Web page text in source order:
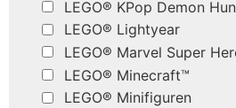
LEGO® KPop Demon
LEGO® Lightyear
LEGO® Marvel Super
LEGO® Minecraft™
LEGO® Minifiguren